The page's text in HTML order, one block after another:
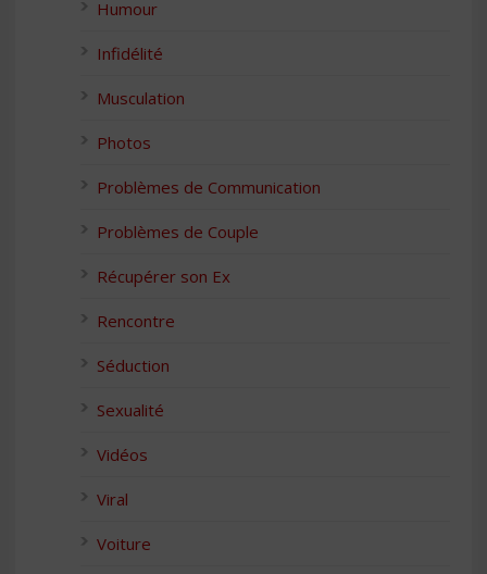
Humour
Infidélité
Musculation
Photos
Problèmes de Communication
Problèmes de Couple
Récupérer son Ex
Rencontre
Séduction
Sexualité
Vidéos
Viral
Voiture